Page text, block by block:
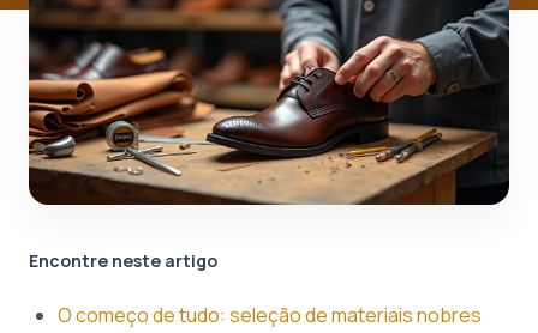
Encontre neste artigo
O começo de tudo: seleção de materiais nobres